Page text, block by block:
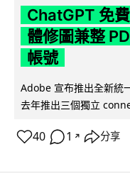
ChatGPT 免
體修圖兼整
帳號
Adobe 宣布推出全新統
去年推出三個獨立
40 1 ↗ 分享